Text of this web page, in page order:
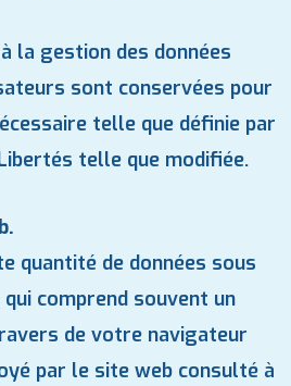
la gestion des données
sont conservées pour
telle que définie par
telle que modifiée.
quantité de données sous
comprend souvent un
de votre navigateur
par le site web consulté à